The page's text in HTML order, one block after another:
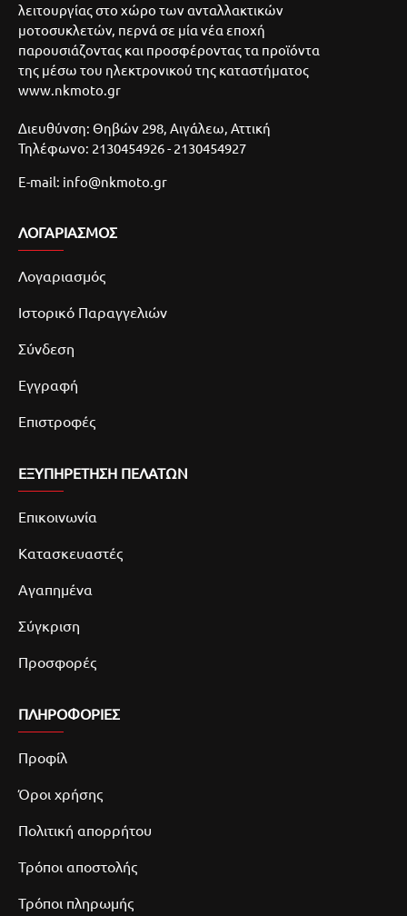
λειτουργίας στο χώρο των ανταλλακτικών
μοτοσυκλετών, περνά σε μία νέα εποχή
παρουσιάζοντας και προσφέροντας τα προϊόντα
της μέσω του ηλεκτρονικού της καταστήματος
www.nkmoto.gr
Διευθύνση: Θηβών 298, Αιγάλεω, Αττική
Τηλέφωνο: 2130454926 - 2130454927
E-mail: info@nkmoto.gr
ΛΟΓΑΡΙΑΣΜΌΣ
Λογαριασμός
Ιστορικό Παραγγελιών
Σύνδεση
Εγγραφή
Επιστροφές
ΕΞΥΠΗΡΕΤΗΣΗ ΠΕΛΑΤΩΝ
Επικοινωνία
Κατασκευαστές
Αγαπημένα
Σύγκριση
Προσφορές
ΠΛΗΡΟΦΟΡΙΕΣ
Προφίλ
Όροι χρήσης
Πολιτική απορρήτου
Τρόποι αποστολής
Τρόποι πληρωμής